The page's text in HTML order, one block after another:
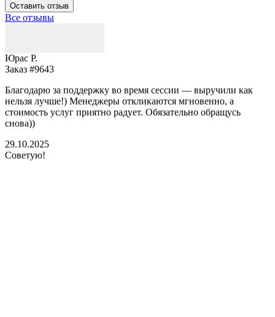
Оставить отзыв
Все отзывы
Юрас Р.
Заказ #9643
Благодарю за поддержку во время сессии — выручили как
нельзя лучше!) Менеджеры откликаются мгновенно, а
стоимость услуг приятно радует. Обязательно обращусь
снова))
29.10.2025
Советую!